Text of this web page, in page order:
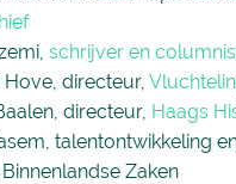
schrijver en
directeur,
directeur, Haags
talentontwikkeling
Zaken